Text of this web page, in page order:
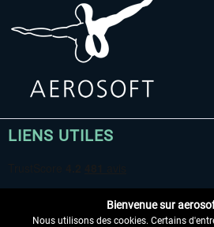
LIENS UTILES
Bienvenue sur
Nous utilisons des cookies. Certains